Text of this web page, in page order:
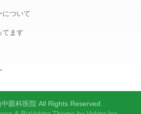
について
てます
中眼科医院 All Rights Reserved.